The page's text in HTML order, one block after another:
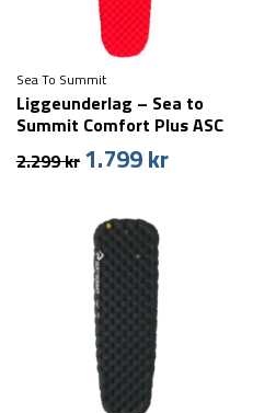
Sea To Summit
Liggeunderlag – Sea to
Summit Comfort Plus ASC
Insulated Mat – Large
2.299kr Den
var:
2.299 kr.
1.799krDen